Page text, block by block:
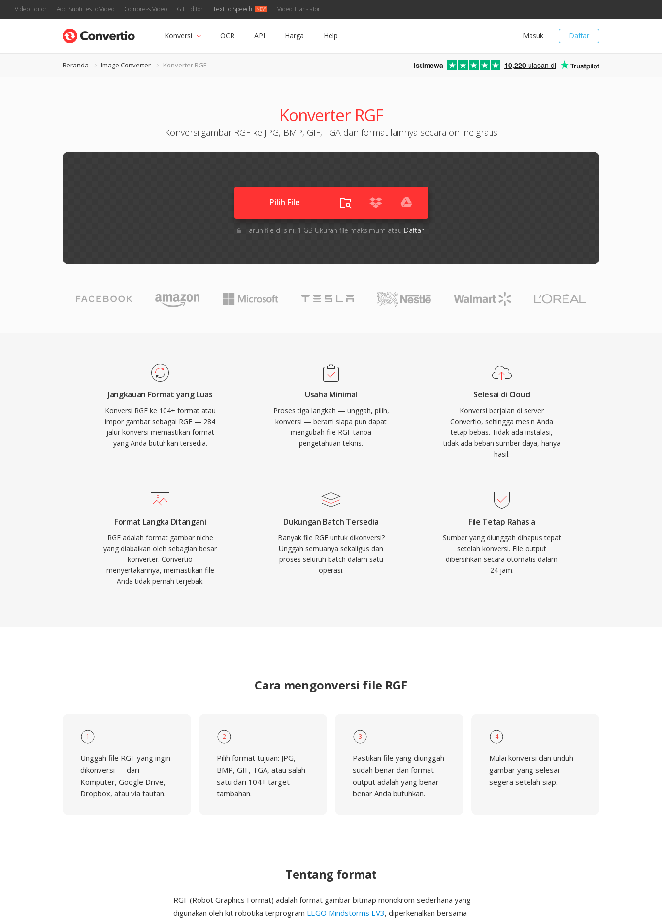
Video Editor Add Subtitles to Video Compress Video GIF Editor Text to Speech Video Translator
Daftar
Masuk
Konversi OCR API Harga Help
Beranda Image Converter Konverter RGF Istimewa 10,220 ulasan di
Konverter RGF
Konversi gambar RGF ke JPG, BMP, GIF, TGA dan format lainnya secara online gratis
Pilih File
Taruh file di sini. 1 GB Ukuran file maksimum atau Daftar
Jangkauan Format yang Luas
Konversi RGF ke 104+ format atau
impor gambar sebagai RGF — 284
jalur konversi memastikan format
yang Anda butuhkan tersedia.
Usaha Minimal
Proses tiga langkah — unggah, pilih,
konversi — berarti siapa pun dapat
mengubah file RGF tanpa
pengetahuan teknis.
Selesai di Cloud
Konversi berjalan di server
Convertio, sehingga mesin Anda
tetap bebas. Tidak ada instalasi,
tidak ada beban sumber daya, hanya
hasil.
Format Langka Ditangani
RGF adalah format gambar niche
yang diabaikan oleh sebagian besar
konverter. Convertio
menyertakannya, memastikan file
Anda tidak pernah terjebak.
Dukungan Batch Tersedia
Banyak file RGF untuk dikonversi?
Unggah semuanya sekaligus dan
proses seluruh batch dalam satu
operasi.
File Tetap Rahasia
Sumber yang diunggah dihapus tepat
setelah konversi. File output
dibersihkan secara otomatis dalam
24 jam.
Cara mengonversi file RGF
1
Unggah file RGF yang ingin
dikonversi — dari
Komputer, Google Drive,
Dropbox, atau via tautan.
2
Pilih format tujuan: JPG,
BMP, GIF, TGA, atau salah
satu dari 104+ target
tambahan.
3
Pastikan file yang diunggah
sudah benar dan format
output adalah yang benar-
benar Anda butuhkan.
4
Mulai konversi dan unduh
gambar yang selesai
segera setelah siap.
Tentang format
RGF (Robot Graphics Format) adalah format gambar bitmap monokrom sederhana yang
digunakan oleh kit robotika terprogram LEGO Mindstorms EV3, diperkenalkan bersama